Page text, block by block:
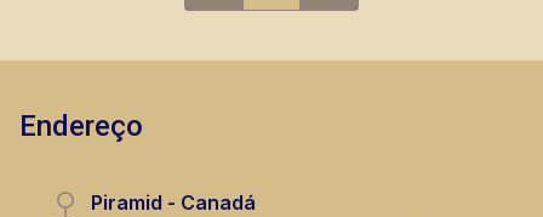
Endereço
Piramid - Canadá